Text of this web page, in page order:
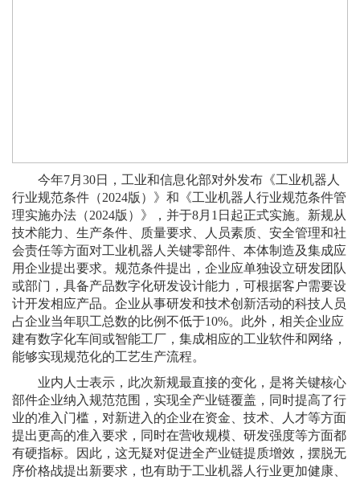
今年7月30日，工业和信息化部对外发布《工业机器人
行业规范条件（2024版）》和《工业机器人行业规范条件管
理实施办法（2024版）》，并于8月1日起正式实施。新规从
技术能力、生产条件、质量要求、人员素质、安全管理和社
会责任等方面对工业机器人关键零部件、本体制造及集成应
用企业提出要求。规范条件提出，企业应单独设立研发团队
或部门，具备产品数字化研发设计能力，可根据客户需要设
计开发相应产品。企业从事研发和技术创新活动的科技人员
占企业当年职工总数的比例不低于10%。此外，相关企业应
建有数字化车间或智能工厂，集成相应的工业软件和网络，
能够实现规范化的工艺生产流程。
业内人士表示，此次新规最直接的变化，是将关键核心
部件企业纳入规范范围，实现全产业链覆盖，同时提高了行
业的准入门槛，对新进入的企业在资金、技术、人才等方面
提出更高的准入要求，同时在营收规模、研发强度等方面都
有硬指标。因此，这无疑对促进全产业链提质增效，摆脱无
序价格战提出新要求，也有助于工业机器人行业更加健康、